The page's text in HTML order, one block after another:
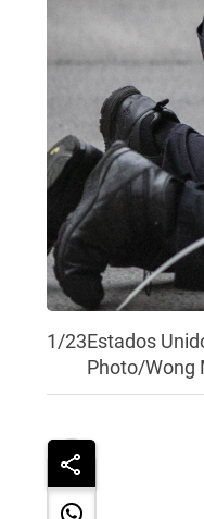
1/23Estados
Photo/Wong